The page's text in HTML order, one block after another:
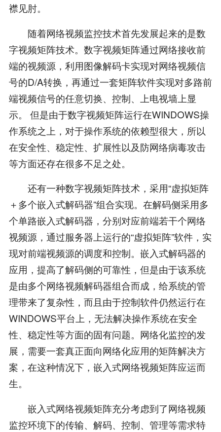
襟见肘。
随着网络视频监控技术首先发展起来的是数
字视频矩阵技术。数字视频矩阵通过网络接收前
端的视频源，利用图像解码卡实现对网络视频信
号的D/A转换，再通过一套矩阵软件实现对多路前
端视频信号的任意切换、控制、上电视墙上显
示。 但是由于数字视频矩阵运行在WINDOWS操
作系统之上，对于操作系统的依赖型很大，所以
在安全性、稳定性、扩展性以及防网络病毒攻击
等方面还存在很多不足之处。
还有一种数字视频矩阵技术，采用“虚拟矩阵
＋多个嵌入式解码器”组合实现。在解码侧采用多
个单路嵌入式解码器，分别对应前端若干个网络
视频源，通过服务器上运行的“虚拟矩阵”软件，实
现对前端视频源的调度和控制。嵌入式解码器的
应用，提高了解码侧的可靠性，但是由于该系统
是由多个网络视频解码器组合而成，给系统的管
理带来了复杂性，而且由于控制软件仍然运行在
WINDOWS平台上，无法解决操作系统在安全
性、稳定性等方面的固有问题。网络化监控的发
展，需要一套真正面向网络化应用的矩阵解决方
案，在这种情况下，嵌入式网络视频矩阵应运而
生。
嵌入式网络视频矩阵充分考虑到了网络视频
监控环境下的传输、解码、控制、管理等需求特